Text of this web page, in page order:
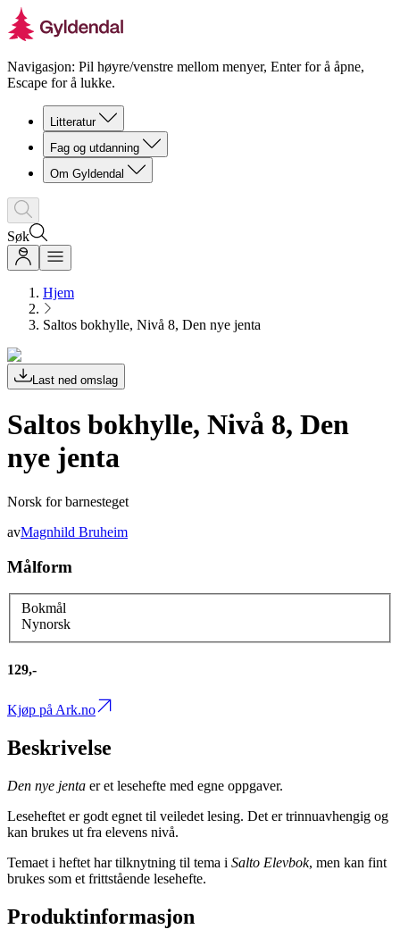
Navigasjon: Pil høyre/venstre mellom menyer, Enter for å åpne,
Escape for å lukke.
Litteratur
Fag og utdanning
Om Gyldendal
Søk
Hjem
Saltos bokhylle, Nivå 8, Den nye jenta
Last ned omslag
Saltos bokhylle, Nivå 8, Den
nye jenta
Norsk for barnesteget
avMagnhild Bruheim
Målform
Bokmål
Nynorsk
129,-
Kjøp på Ark.no
Beskrivelse
Den nye jenta er et lesehefte med egne oppgaver.
Leseheftet er godt egnet til veiledet lesing. Det er trinnuavhengig og
kan brukes ut fra elevens nivå.
Temaet i heftet har tilknytning til tema i Salto Elevbok, men kan fint
brukes som et frittstående lesehefte.
Produktinformasjon